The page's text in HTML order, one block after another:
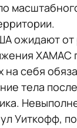
ожидают от
ХАМАС
на себя
тела
Уиткофф,